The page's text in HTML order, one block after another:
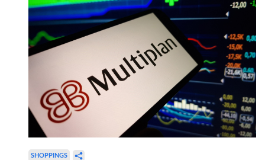
SHOPPINGS